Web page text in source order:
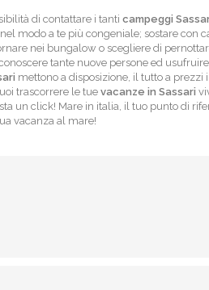
di contattare i tanti campeggi
modo a te più congeniale; sostare con
nei bungalow o scegliere di
tante nuove persone ed
mettono a disposizione, il tutto a prezzi
trascorrere le tuevacanze in Sassari
un click! Mare in italia, il tuo punto di
vacanza al mare!